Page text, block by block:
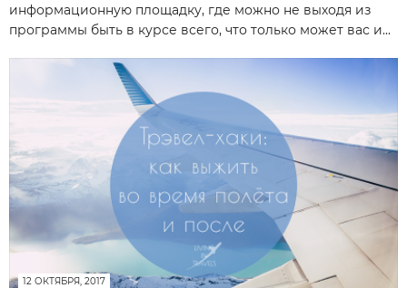
информационную площадку, где можно не выходя из
программы быть в курсе всего, что только может вас и...
12 ОКТЯБРЯ, 2017